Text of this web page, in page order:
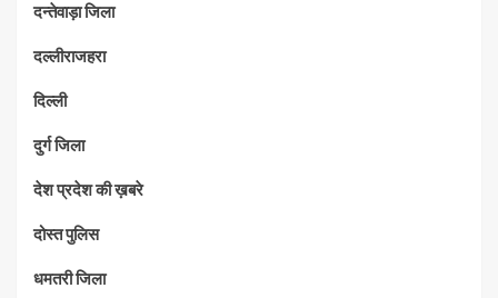
दन्तेवाड़ा जिला
दल्लीराजहरा
दिल्ली
दुर्ग जिला
देश प्रदेश की ख़बरे
दोस्त पुलिस
धमतरी जिला